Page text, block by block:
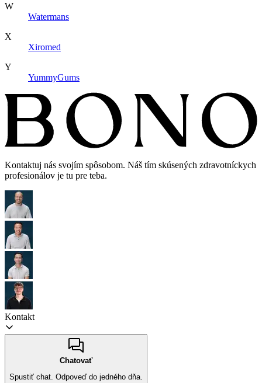
W
Watermans
X
Xiromed
Y
YummyGums
Kontaktuj nás svojím spôsobom. Náš tím skúsených zdravotníckych
profesionálov je tu pre teba.
Kontakt
Chatovať
Spustiť chat. Odpoveď do jedného dňa.